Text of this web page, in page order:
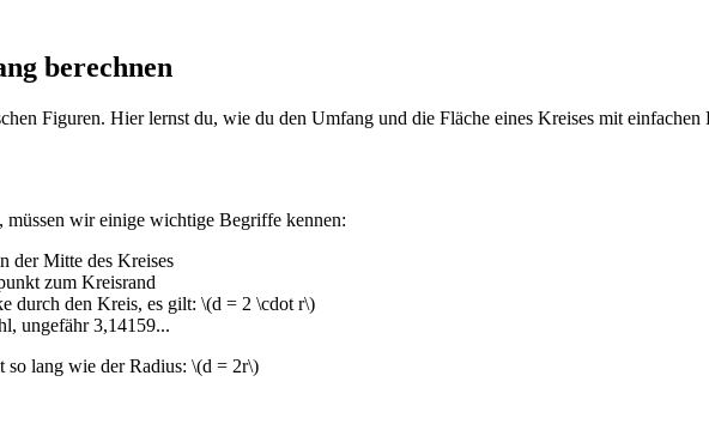
berechnen
Figuren. Hier lernst du, wie du den Umfang und die Fläche eines Kreises mit einfachen
wir einige wichtige Begriffe kennen:
der Mitte des Kreises
zum Kreisrand
durch den Kreis, es gilt: \(d = 2 \cdot r\)
ungefähr 3,14159...
so lang wie der Radius: \(d = 2r\)